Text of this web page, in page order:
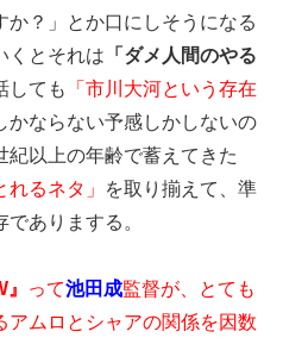
か？」とか口にしそうになる
くとそれは 「ダメ人間のやる
しても
「市川大河という存在
かならない予感しかしないの
紀以上の年齢で蓄えてきた
れるネタ」
を取り揃えて、準
ありまする。
って池田成監督が、とても
アムロとシャアの関係を因数